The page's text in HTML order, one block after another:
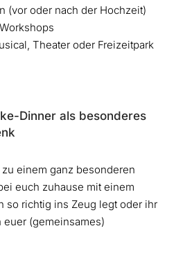
(vor oder nach der Hochzeit)
Theater oder Freizeitpark
Dinner als besonderes
einem ganz besonderen
euch zuhause mit einem
so richtig ins Zeug legt oder ihr
(gemeinsames)